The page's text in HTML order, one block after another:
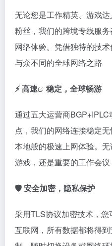
无论您是工作精英、游戏
粉丝，我们的跨境专线服
网络体验。凭借独特的技
与众不同的全球网络之路
⚡️高速 稳定，全球畅游
通过五大运营商
点，我们的网络连接稳定
本地般的极速上网体验。
游戏，还是重要的工作会议
🛡️ 安全加密，隐私保护
采用TLS协议加密技术，
互联网，所有数据都将得